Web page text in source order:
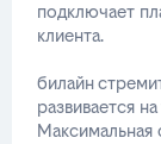
подключает
клиента.
билайн
развивается